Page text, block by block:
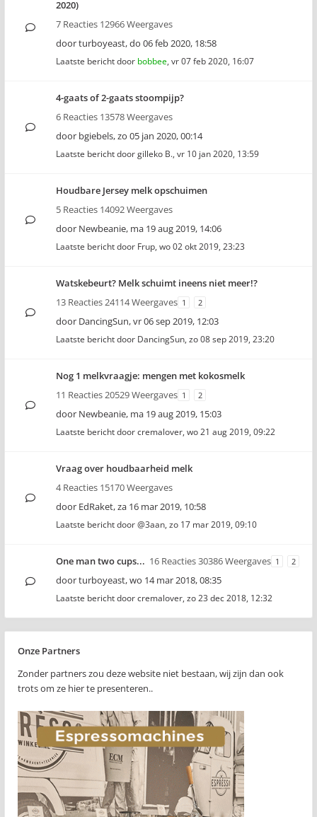
2020)
7 Reacties 12966 Weergaves
doorturboyeast,do 06 feb 2020, 18:58
Laatste bericht door bobbee, vr 07 feb 2020, 16:07
4-gaats of 2-gaats stoompijp?
6 Reacties 13578 Weergaves
door bgiebels,zo 05 jan 2020, 00:14
Laatste bericht doorgilleko B., vr 10 jan 2020, 13:59
Houdbare Jersey melk opschuimen
5 Reacties 14092 Weergaves
door Newbeanie, ma 19 aug 2019, 14:06
Laatste bericht door Frup, wo 02 okt 2019, 23:23
Watskebeurt? Melk schuimt ineens niet meer!?
13 Reacties 24114 Weergaves 1 2
door DancingSun,vr 06 sep 2019, 12:03
Laatste bericht door DancingSun, zo 08 sep 2019, 23:20
Nog 1 melkvraagje: mengen met kokosmelk
11 Reacties 20529 Weergaves 1 2
door Newbeanie, ma 19 aug 2019, 15:03
Laatste bericht doorcremalover, wo 21 aug 2019, 09:22
Vraag over houdbaarheid melk
4 Reacties 15170 Weergaves
door EdRaket,za 16 mar 2019, 10:58
Laatste bericht door@3aan, zo 17 mar 2019, 09:10
One man two cups... 16 Reacties 30386 Weergaves 1 2
doorturboyeast,wo 14 mar 2018, 08:35
Laatste bericht doorcremalover, zo 23 dec 2018, 12:32
Onze Partners
Zonder partners zou deze website niet bestaan, wij zijn dan ook
trots om ze hier te presenteren..